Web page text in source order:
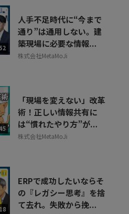
人手不足時代に“今まで
通り”は通用しない。建
築現場に必要な情報...
株式会社MetaMoJi
「現場を変えない」改革
術！正しい情報共有に
は“慣れたやり方”が...
株式会社MetaMoJi
ERPで成功したいならそ
の『レガシー思考』を捨
て去れ。失敗から挽...